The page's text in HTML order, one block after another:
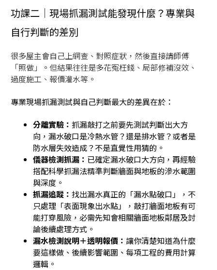
功課二｜現場抓漏測試能發現什麼？專業與
自行判斷的差別
很多屋主會自己上網查、對照症狀，然後直接請師傅
「照做」。但結果往往是多花冤枉錢、局部修補沒效、
過度施工、報價灌水等。
專業現場抓漏測試與自己判斷最大的差異在於：
分離實驗：抓漏敲打之前要先測試判斷出大方
向，漏水破口是冷熱水管？還是排水管？或者是
防水層失效造成？不是直覺性用猜的。
儀器檢測抓漏： 已確定漏水破口大方向，再經驗
搭配科學抓漏法精準判斷牆面與地板的滲水範圍
與深度。
抓漏追蹤：找出漏水真正的「漏水點破口」，不
只處理「表面現象出水點」，敲打牆面地板有可
能打穿風險，必需先知會相關牆面地板鄰居及討
論後續處理方式。
漏水檢測說明＋透明報價： 讓你清楚知道為什麼
要這樣做、後續影響範圍、每項工程的費用計算
邏輯。